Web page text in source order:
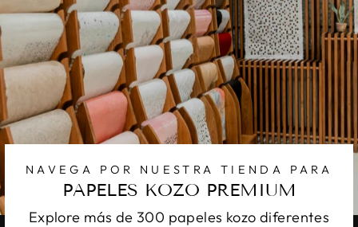
NAVEGA POR NUESTRA TIENDA PARA
PAPELES KOZO PREMIUM
Explore más de 300 papeles kozo diferentes